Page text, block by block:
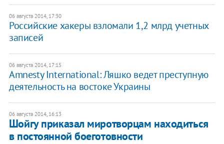
06 августа 2014, 17:30
​Российские хакеры взломали 1,2 млрд учетных
записей
06 августа 2014, 17:15
Amnesty International: Ляшко ведет преступную
деятельность на востоке Украины
06 августа 2014, 16:13
Шойгу приказал миротворцам находиться
в постоянной боеготовности